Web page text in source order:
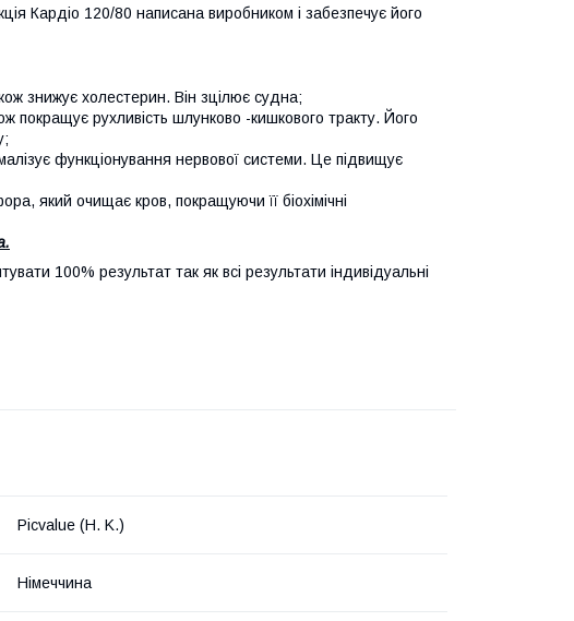
Кардіо 120/80 написана виробником і забезпечує його
знижує холестерин. Він зцілює судна;
покращує рухливість шлунково -кишкового тракту. Його
функціонування нервової системи. Це підвищує
який очищає кров, покращуючи її біохімічні
100% результат так як всі результати індивідуальні
Picvalue (H. K.)
Німеччина